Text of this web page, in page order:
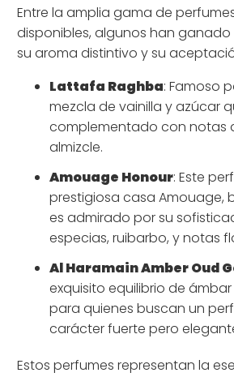
Entre la amplia gama de
disponibles, algunos han
su aroma distintivo y su
Lattafa Raghba: Famoso
mezcla de vainilla y azúcar
complementado con notas
almizcle.
Amouage Honour: Este
prestigiosa casa Amouage,
es admirado por su
especias, ruibarbo, y notas
Al Haramain Amber Oud
exquisito equilibrio de
para quienes buscan un
carácter fuerte pero
Estos perfumes representan la